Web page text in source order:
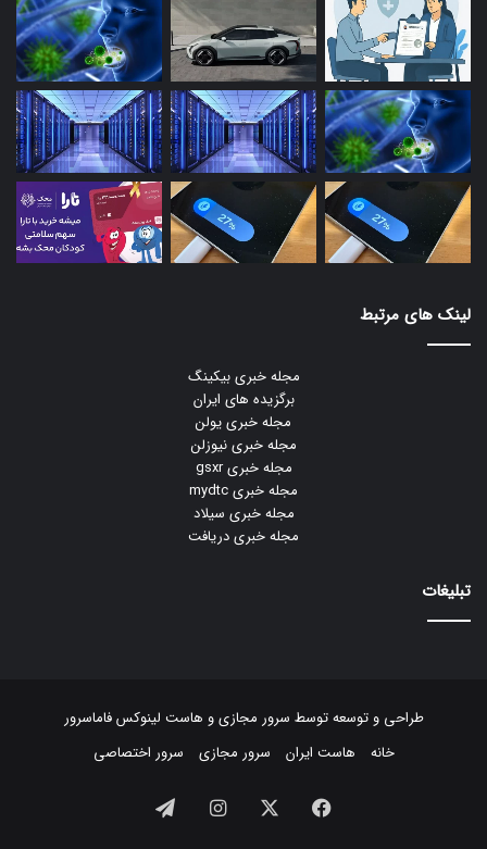
لینک های مرتبط
مجله خبری بیکینگ
برگزیده های ایران
مجله خبری یولن
مجله خبری نیوزلن
مجله خبری gsxr
مجله خبری mydtc
مجله خبری سیلاد
مجله خبری دریافت
تبلیغات
طراحی و توسعه توسط سرور مجازیو هاست لینوکسفاماسرور
خانه
هاست ایران سرور مجازی سرور اختصاصی
فیسبوک ایکس اینستاگرام